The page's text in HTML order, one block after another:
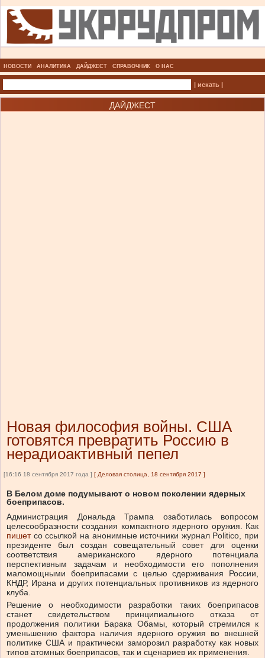
НОВОСТИ АНАЛИТИКА ДАЙДЖЕСТ СПРАВОЧНИК О НАС
| искать |
ДАЙДЖЕСТ
Новая философия войны. США
готовятся превратить Россию в
нерадиоактивный пепел
[16:16 18 сентября 2017 года ] [ Деловая столица, 18 сентября 2017 ]
В Белом доме подумывают о новом поколении ядерных
боеприпасов.
Администрация Дональда Трампа озаботилась вопросом
целесообразности создания компактного ядерного оружия. Как
пишетсо ссылкой на анонимные источники журнал Politico, при
президенте был создан совещательный совет для оценки
соответствия американского ядерного потенциала
перспективным задачам и необходимости его пополнения
маломощными боеприпасами с целью сдерживания России,
КНДР, Ирана и других потенциальных противников из ядерного
клуба.
Решение о необходимости разработки таких боеприпасов
станет свидетельством принципиального отказа от
продолжения политики Барака Обамы, который стремился к
уменьшению фактора наличия ядерного оружия во внешней
политике США и практически заморозил разработку как новых
типов атомных боеприпасов, так и сценариев их применения.